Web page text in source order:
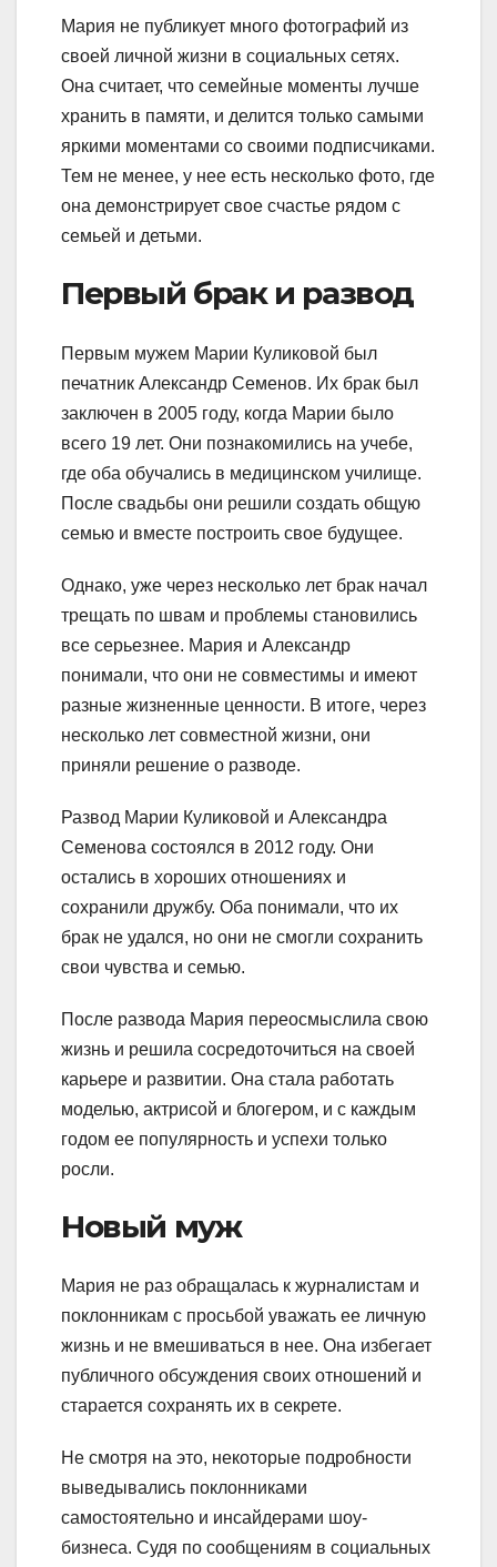
Мария не публикует много фотографий из
своей личной жизни в социальных сетях.
Она считает, что семейные моменты лучше
хранить в памяти, и делится только самыми
яркими моментами со своими подписчиками.
Тем не менее, у нее есть несколько фото, где
она демонстрирует свое счастье рядом с
семьей и детьми.
Первый брак и развод
Первым мужем Марии Куликовой был
печатник Александр Семенов. Их брак был
заключен в 2005 году, когда Марии было
всего 19 лет. Они познакомились на учебе,
где оба обучались в медицинском училище.
После свадьбы они решили создать общую
семью и вместе построить свое будущее.
Однако, уже через несколько лет брак начал
трещать по швам и проблемы становились
все серьезнее. Мария и Александр
понимали, что они не совместимы и имеют
разные жизненные ценности. В итоге, через
несколько лет совместной жизни, они
приняли решение о разводе.
Развод Марии Куликовой и Александра
Семенова состоялся в 2012 году. Они
остались в хороших отношениях и
сохранили дружбу. Оба понимали, что их
брак не удался, но они не смогли сохранить
свои чувства и семью.
После развода Мария переосмыслила свою
жизнь и решила сосредоточиться на своей
карьере и развитии. Она стала работать
моделью, актрисой и блогером, и с каждым
годом ее популярность и успехи только
росли.
Новый муж
Мария не раз обращалась к журналистам и
поклонникам с просьбой уважать ее личную
жизнь и не вмешиваться в нее. Она избегает
публичного обсуждения своих отношений и
старается сохранять их в секрете.
Не смотря на это, некоторые подробности
выведывались поклонниками
самостоятельно и инсайдерами шоу-
бизнеса. Судя по сообщениям в социальных